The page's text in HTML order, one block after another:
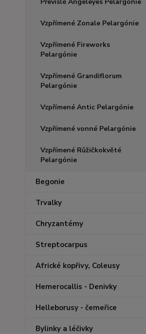
Vzpřímené Zonale Pelargónie
Vzpřímené Fireworks
Pelargónie
Vzpřímené Grandiflorum
Pelargónie
Vzpřímené Antic Pelargónie
Vzpřímené vonné Pelargónie
Vzpřímené Růžičkokvěté
Pelargónie
Begonie
Trvalky
Chryzantémy
Streptocarpus
Africké kopřivy, Coleusy
Hemerocallis - Denivky
Helleborusy - čemeřice
Bylinky a léčivky